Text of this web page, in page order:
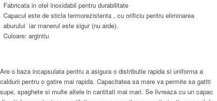
Fabricata in otel inoxidabil pentru durabilitate
Capacul este de sticla termorezistenta , cu orificiu pentru eliminarea
aburului iar manerul este sigur (nu arde).
Culoare: argintiu
Are o baza incapsulata pentru a asigura o distributie rapida si uniforma a
caldurii pentru o gatire mai rapida. Capacitatea sa mare va permite sa gatiti
supe, spaghete si multe altele in cantitati mai mari. Se livreaza cu un capac